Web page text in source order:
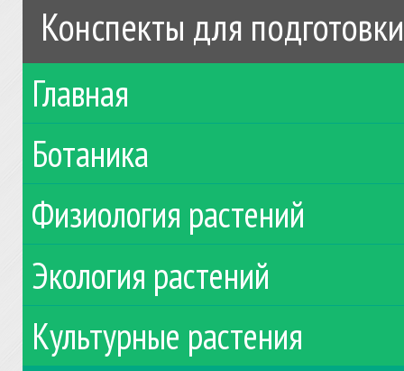
Конспекты для
Главная
Ботаника
Физиология растений
Экология растений
Культурные растения